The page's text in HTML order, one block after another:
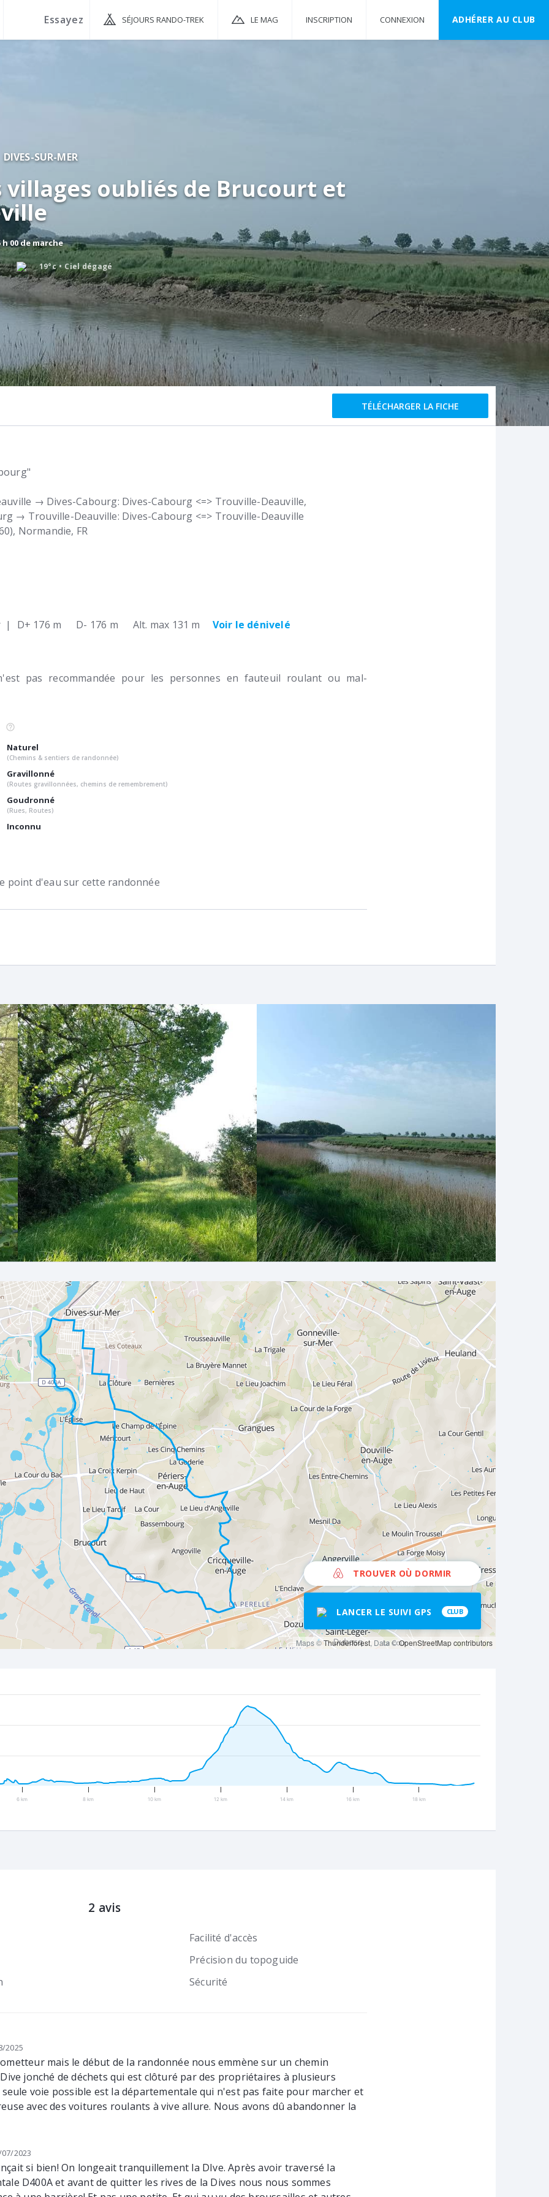
SÉJOURS RANDO-TREK LE MAG INSCRIPTION CONNEXION ADHÉRER AU CLUB
DIVES-SUR-MER
villages oubliés de Brucourt et
00 de marche
19°c Ciel dégagé
TÉLÉCHARGER LA FICHE
→ Dives-Cabourg: Dives-Cabourg <=> Trouville-Deauville,
→ Trouville-Deauville: Dives-Cabourg <=> Trouville-Deauville
Normandie FR
| D+ 176 m D- 176 m Alt. max 131 m Voir le dénivelé
pas recommandée pour les personnes en fauteuil roulant ou mal-
Naturel
(Chemins & sentiers de randonnée)
Gravillonné
(Routes gravillonnées, chemins de remembrement)
Goudronné
(Rues, Routes)
Inconnu
point d'eau sur cette randonnée
Maps ©Thunderforest, Data ©OpenStreetMap contributors
TROUVER OÙ DORMIR
LANCER LE SUIVI GPS CLUB
6 km 8 km 10 km 12 km 14 km 16 km 18 km
2 avis
Facilité d'accès
Précision du topoguide
Sécurité
2025
mais le début de la randonnée nous emmène sur un chemin
jonché de déchets qui est clôturé par des propriétaires à plusieurs
voie possible est la départementale qui n'est pas faite pour marcher et
avec des voitures roulants à vive allure. Nous avons dû abandonner la
2023
si bien! On longeait tranquillement la DIve. Après avoir traversé la
D400A et avant de quitter les rives de la Dives nous nous sommes